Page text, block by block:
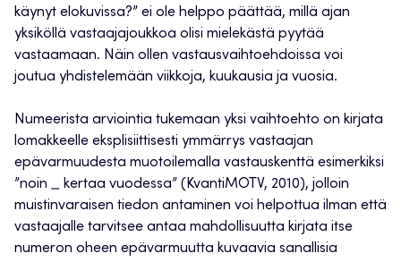
käynyt elokuvissa?” ei ole helppo päättää, millä ajan
yksiköllä vastaajajoukkoa olisi mielekästä pyytää
vastaamaan. Näin ollen vastausvaihtoehdoissa voi
joutua yhdistelemään viikkoja, kuukausia ja vuosia.
Numeerista arviointia tukemaan yksi vaihtoehto on kirjata
lomakkeelle eksplisiittisesti ymmärrys vastaajan
epävarmuudesta muotoilemalla vastauskenttä esimerkiksi
”noin
kertaa vuodessa” (KvantiMOTV, 2010), jolloin
muistinvaraisen tiedon antaminen voi helpottua ilman että
vastaajalle tarvitsee antaa mahdollisuutta kirjata itse
numeron oheen epävarmuutta kuvaavia sanallisia